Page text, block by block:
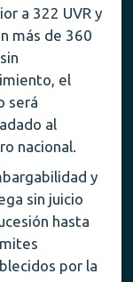
a 322 UVR y
más de 360
el
será
al
nacional.
y
sin juicio
hasta
por la